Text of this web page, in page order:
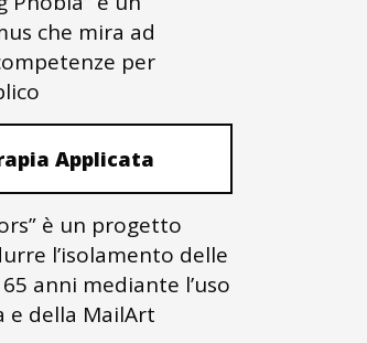
che mira ad
per
Applicata
è un progetto
l’isolamento delle
anni mediante l’uso
e della MailArt